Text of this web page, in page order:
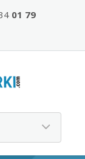
01 79